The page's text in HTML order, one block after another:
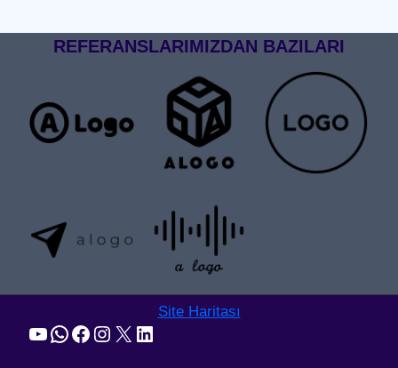
REFERANSLARIMIZDAN BAZILARI
Site Haritası
YouTube WhatsApp Facebook Instagram X LinkedIn